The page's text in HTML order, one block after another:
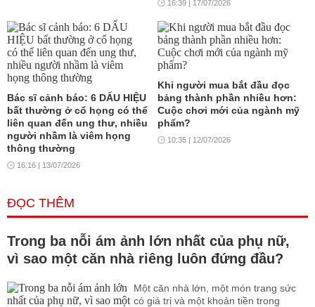
16:39 | 17/07/2026
Bác sĩ cảnh báo: 6 DẤU HIỆU
bất thường ở cổ họng có thể
liên quan đến ung thư, nhiều
người nhầm là viêm họng
thông thường
16:16 | 13/07/2026
Khi người mua bắt đầu đọc
bảng thành phần nhiều hơn:
Cuộc chơi mới của ngành mỹ
phẩm?
10:35 | 12/07/2026
ĐỌC THÊM
Trong ba nỗi ám ảnh lớn nhất của phụ nữ,
vì sao một căn nhà riêng luôn đứng đầu?
Một căn nhà lớn, một món trang sức
có giá trị và một khoản tiền trong